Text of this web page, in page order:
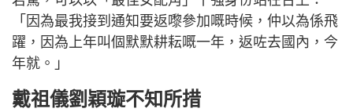
「因為最我接到通知要返嚟參加嘅時候，仲以為係飛
躍，因為上年叫個默默耕耘嘅一年，返咗去國內，今
年就。」
戴祖儀劉穎璇不知所措